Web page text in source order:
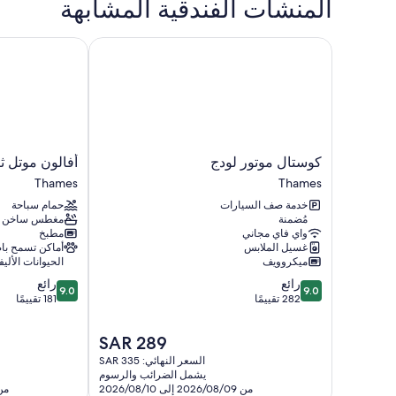
المنشآت الفندقية المشابهة
كوستال
موتور
لودج
Thames
كوستال موتور لودج
Thames
خدمة صف السيارات
مُضمنة
واي فاي مجاني
غسيل الملابس
ميكروويف
9.0
من
9.0 رائع
282 تقييمًا
السعر
الحالي
هو
SAR
SAR 289
السعر النهائي: SAR 335
يشمل الضرائب والرسوم
من 2026/08/09 إلى 2026/08/10
كوستال موتور لودج
أفالون
موتل
ثامس
-
وينزيل
موتلز
Thames
أفالون موتل
Thames
حمام سباحة
مغطس ساخن
مطبخ
أماكن تسمح
الحيوانات
9.0
من
9.0 رائع
181 تقييمًا
من 2026/08/09
أفالون موتل